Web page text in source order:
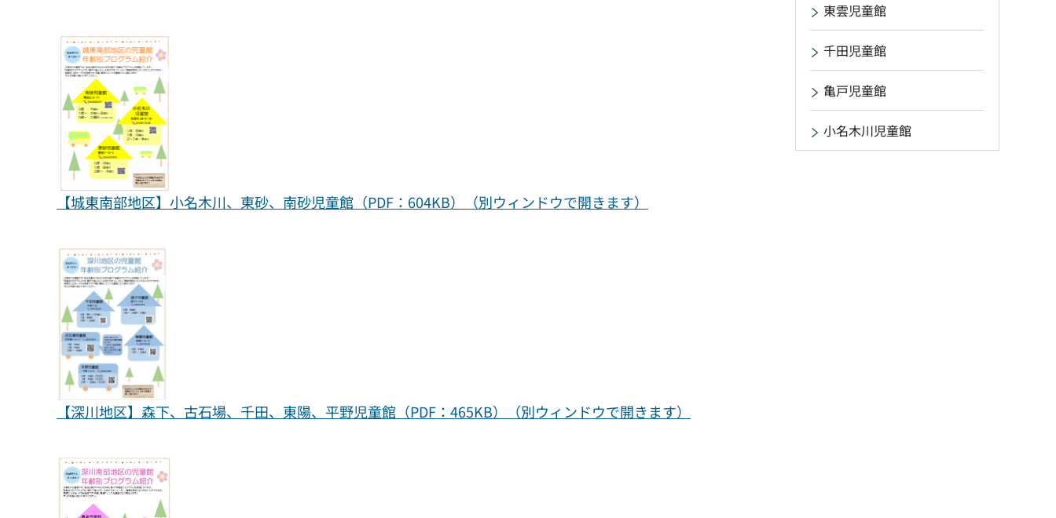
【城東南部地区】小名木川、東砂、南砂児童館（PDF：604KB）（別ウィンドウで開きます）
【深川地区】森下、古石場、千田、東陽、平野児童館（PDF：465KB）（別ウィンドウで開きます）
東雲児童館
千田児童館
亀戸児童館
小名木川児童館